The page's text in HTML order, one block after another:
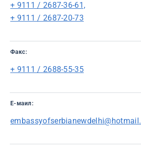
+ 9111 / 2687-36-61,
+ 9111 / 2687-20-73
Факс:
+ 9111 / 2688-55-35
Е-маил: